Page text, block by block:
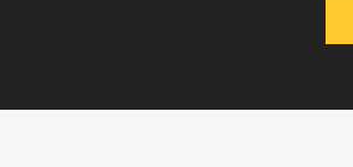
dot